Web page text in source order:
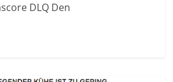
DLQ Den